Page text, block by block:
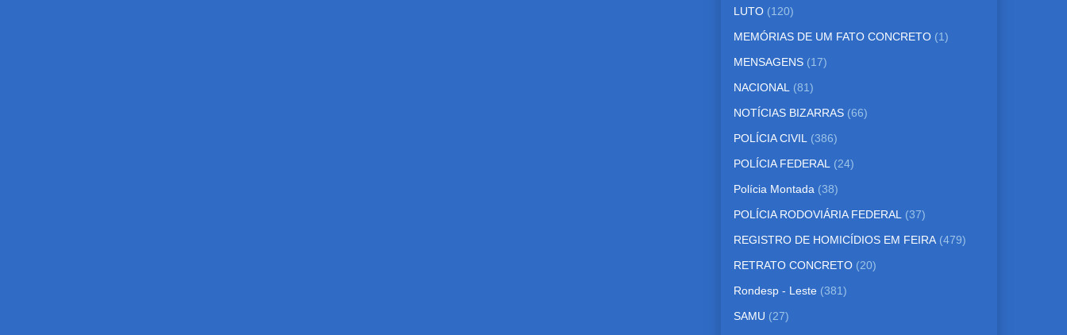
LUTO (120)
MEMÓRIAS DE UM FATO CONCRETO (1)
MENSAGENS (17)
NACIONAL (81)
NOTÍCIAS BIZARRAS (66)
POLÍCIA CIVIL (386)
POLÍCIA FEDERAL (24)
Polícia Montada (38)
POLÍCIA RODOVIÁRIA FEDERAL (37)
REGISTRO DE HOMICÍDIOS EM FEIRA (479)
RETRATO CONCRETO (20)
Rondesp - Leste (381)
SAMU (27)